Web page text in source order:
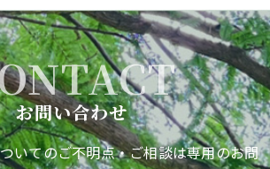
お問い合わせ
いてのご不明点・ご相談は専用のお問